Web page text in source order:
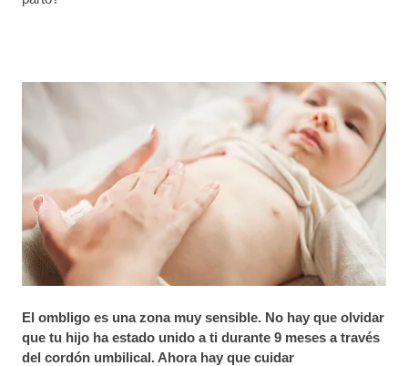
El ombligo es una zona muy sensible. No hay que olvidar
que tu hijo ha estado unido a ti durante 9 meses a través
del cordón umbilical. Ahora hay que cuidar